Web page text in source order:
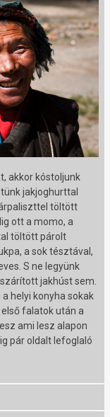
akkor kóstoljunk
jakjoghurttal
töltött
ott a momo, a
töltött párolt
a sok tésztával,
S ne legyünk
jakhúst sem.
helyi konyha sokak
falatok után a
ami lesz alapon
pár oldalt lefoglaló